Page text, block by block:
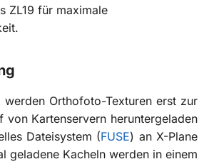
ZL19 für maximale
werden Orthofoto-Texturen erst zur
von Kartenservern heruntergeladen
Dateisystem (FUSE) an X-Plane
geladene Kacheln werden in einem